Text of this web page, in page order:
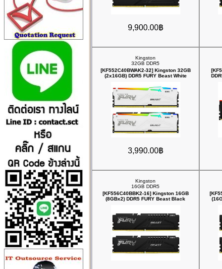
9,900.00฿
Kingston
32GB DDR5
[KF552C40BWAK2-32] Kingston 32GB
(2x16GB) DDR5 FURY Beast White
3,990.00฿
Kingston
16GB DDR5
[KF556C40BBK2-16] Kingston 16GB
(8GBx2) DDR5 FURY Beast Black